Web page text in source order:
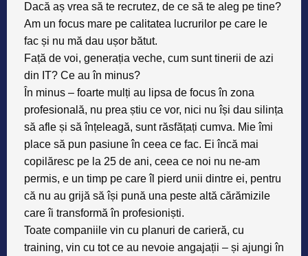
Dacă aș vrea să te recrutez, de ce să te aleg pe tine?
Am un focus mare pe calitatea lucrurilor pe care le
fac și nu mă dau ușor bătut.
Față de voi, generația veche, cum sunt tinerii de azi
din IT? Ce au în minus?
În minus – foarte mulți au lipsa de focus în zona
profesională, nu prea știu ce vor, nici nu își dau silința
să afle și să înțeleagă, sunt răsfățați cumva. Mie îmi
place să pun pasiune în ceea ce fac. Ei încă mai
copilăresc pe la 25 de ani, ceea ce noi nu ne-am
permis, e un timp pe care îl pierd unii dintre ei, pentru
că nu au grijă să își pună una peste altă cărămizile
care îi transformă în profesioniști.
Toate companiile vin cu planuri de carieră, cu
training, vin cu tot ce au nevoie angajații – și ajungi în